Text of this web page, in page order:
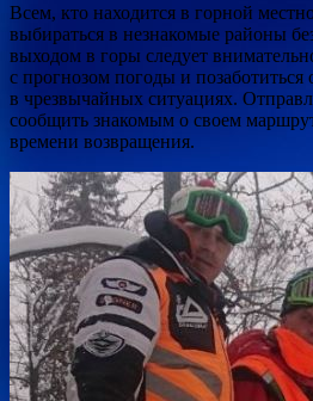
Всем, кто находится в горной
выбираться в незнакомые районы
выходом в горы следует
с прогнозом погоды и позаботиться
в чрезвычайных ситуациях.
сообщить знакомым о своем
времени возвращения.